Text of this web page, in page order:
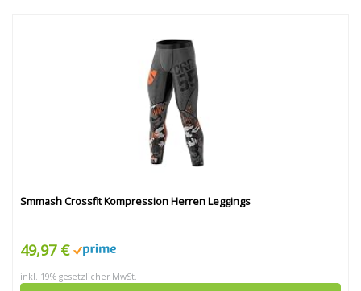
Smmash Crossfit Kompression Herren Leggings
49,97 €
inkl. 19% gesetzlicher MwSt.